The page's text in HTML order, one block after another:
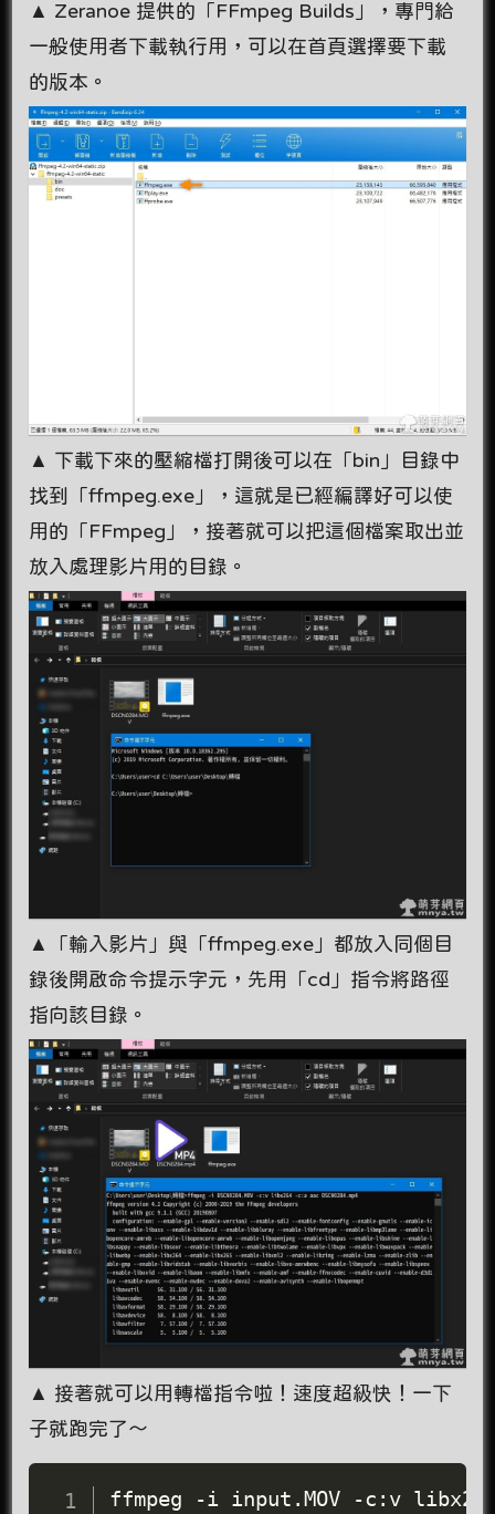
▲ Zeranoe 提供的「FFmpeg Builds」，專門給
一般使用者下載執行用，可以在首頁選擇要下載
的版本。
▲ 下載下來的壓縮檔打開後可以在「bin」目錄中
找到「ffmpeg.exe」，這就是已經編譯好可以使
用的「FFmpeg」，接著就可以把這個檔案取出並
放入處理影片用的目錄。
▲「輸入影片」與「ffmpeg.exe」都放入同個目
錄後開啟命令提示字元，先用「cd」指令將路徑
指向該目錄。
▲ 接著就可以用轉檔指令啦！速度超級快！一下
子就跑完了～
ffmpeg -i input.MOV -c:v